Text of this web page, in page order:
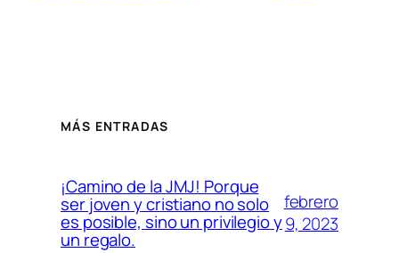
MÁS ENTRADAS
¡Camino de la JMJ! Porque
ser joven y cristiano no solo
es posible, sino un privilegio y
un regalo.
febrero
9, 2023